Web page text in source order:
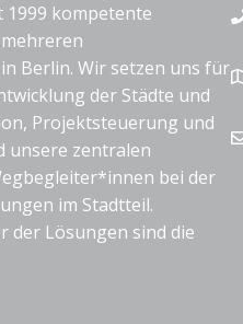
1999 kompetente
Berlin. Wir setzen uns für
der Städte und
Projektsteuerung und
unsere zentralen
bei der
im Stadtteil.
der Lösungen sind die